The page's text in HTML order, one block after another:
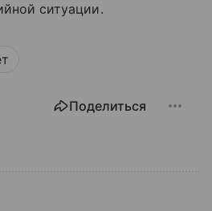
ситуации.
Поделиться